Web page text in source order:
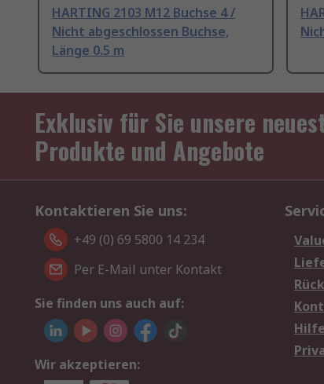
HARTING 2103 M12 Buchse 4 /
Nicht abgeschlossen Buchse,
Länge 0.5 m
Exklusiv für Sie unsere
Produkte und Angebote
Kontaktieren Sie uns:
+49 (0) 69 5800 14 234
Per E-Mail unter Kontakt
Sie finden uns auch auf:
Wir akzeptieren:
Hilfe